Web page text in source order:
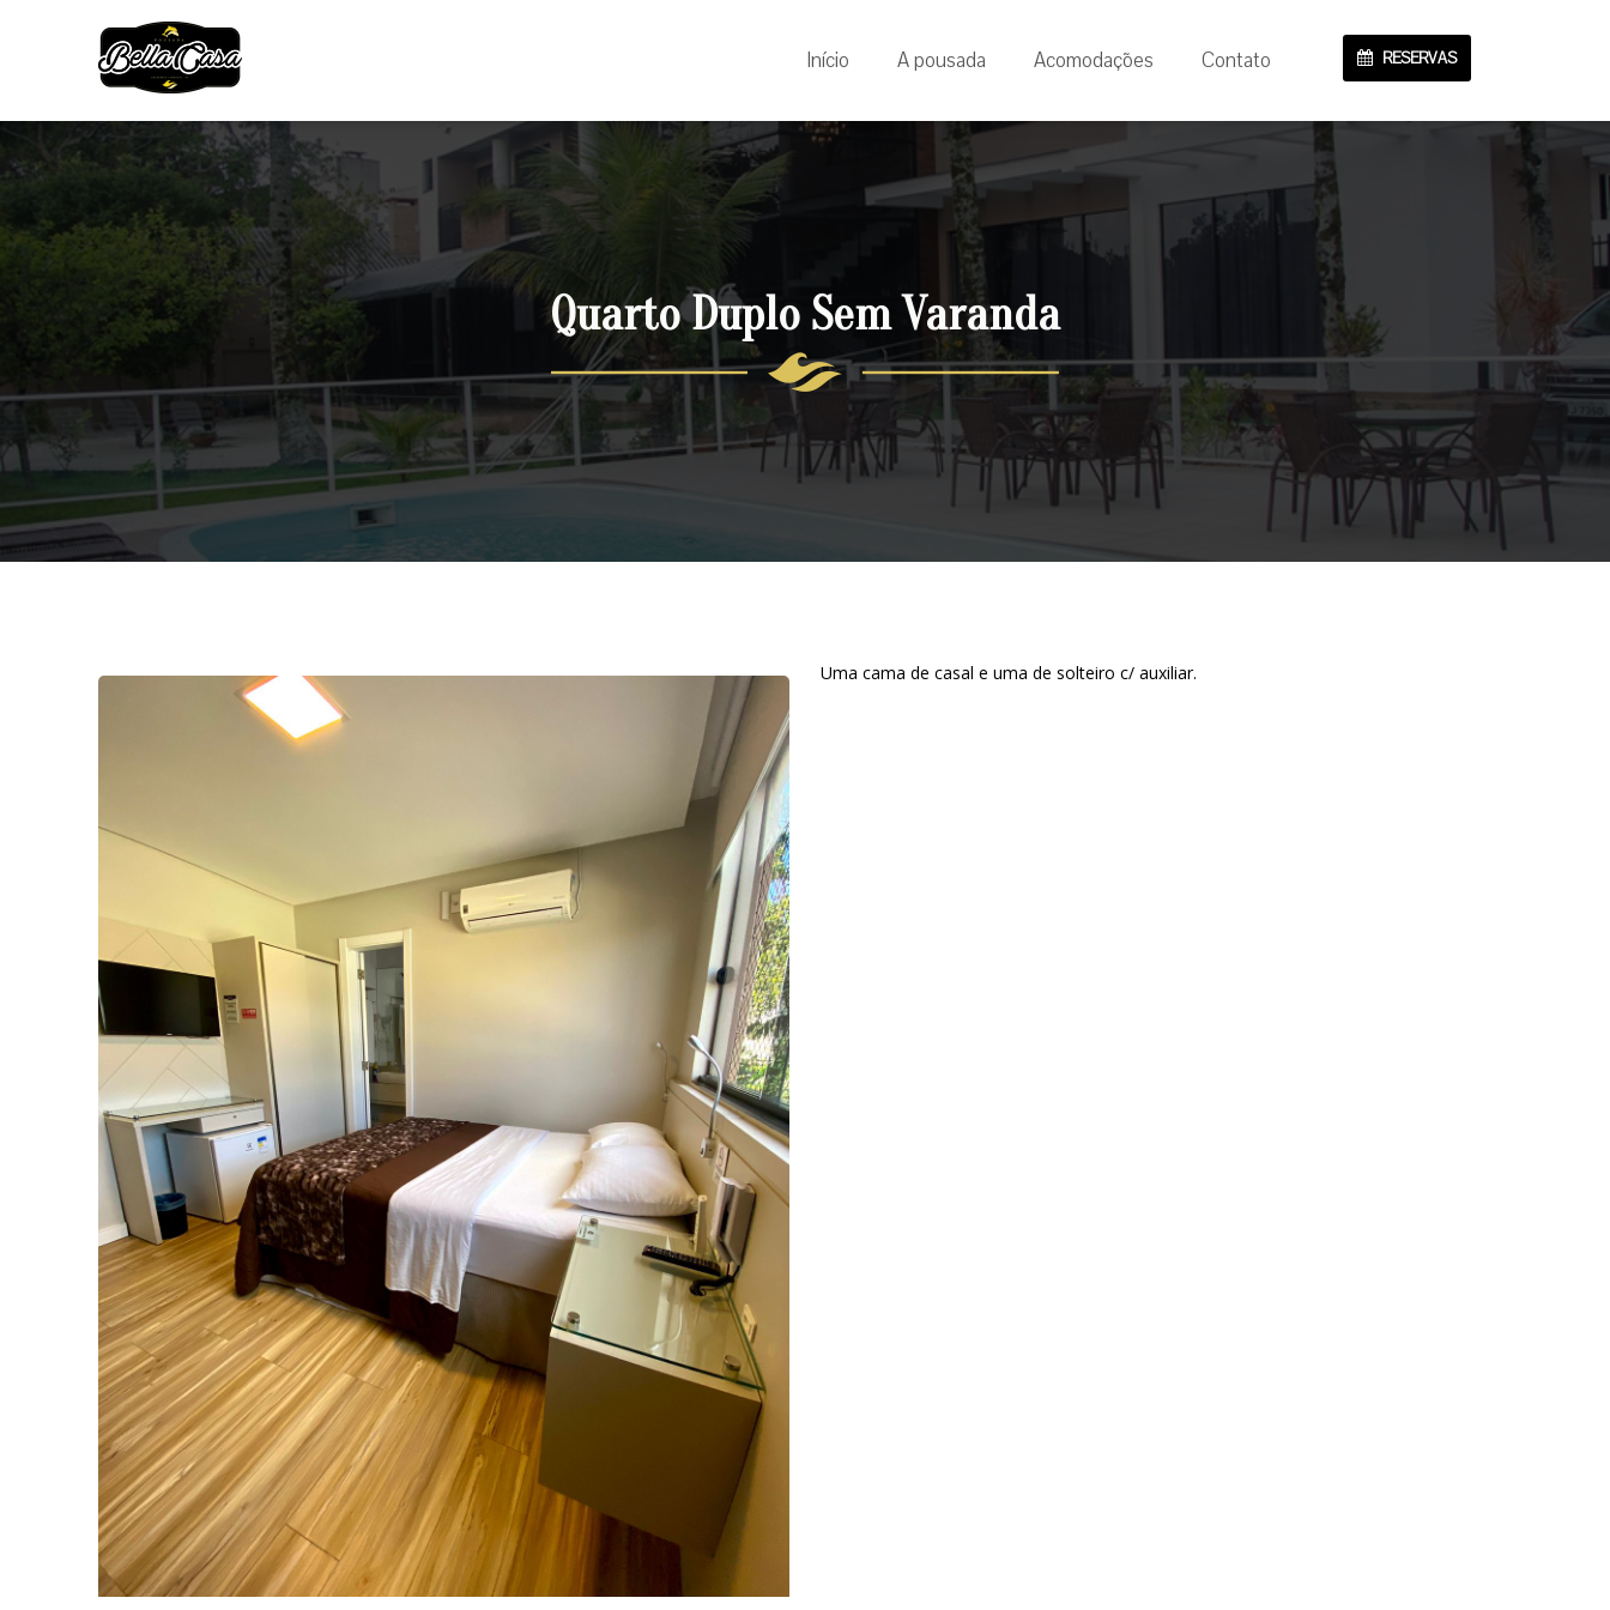
Início A pousada Acomodações Contato RESERVAS
Quarto Duplo Sem Varanda
Uma cama de casal e uma de solteiro c/ auxiliar.